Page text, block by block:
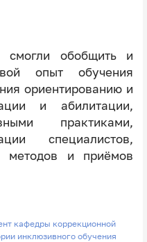
смогли обобщить и
опыт обучения
ориентированию и
и абилитации,
практиками,
специалистов,
методов и приёмов
кафедры коррекционной
инклюзивного обучения